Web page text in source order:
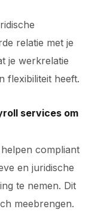
relatie met je
je werkrelatie
flexibiliteit heeft.
services om
compliant
en juridische
te nemen. Dit
meebrengen.